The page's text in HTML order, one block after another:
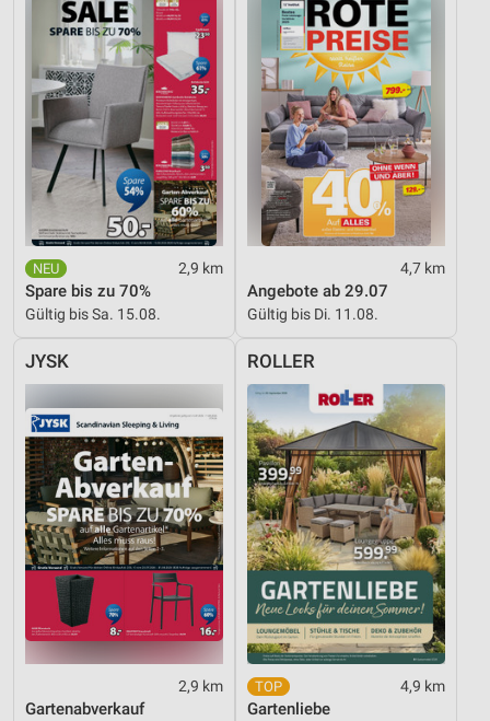
2,9 km
Spare bis zu 70%
Gültig bis Sa. 15.08.
4,7 km
Angebote ab 29.07
Gültig bis Di. 11.08.
JYSK
2,9 km
Gartenabverkauf
ROLLER
4,9 km
Gartenliebe
Geräte anhand von aktiv angeforderten
Informationen identifizieren
Nicht-IAB-Verarbeitungszwecke:
Notwendig
Performance
Funktional
Werbung